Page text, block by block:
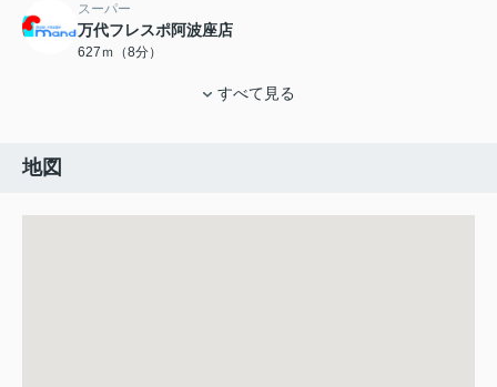
スーパー
万代フレスポ阿波座店
627ｍ（8分）
すべて見る
地図